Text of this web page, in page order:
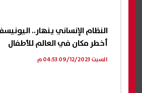
النظام الإنساني ينهار..
أخطر مكان في العالم للأطفال
السبت 09/12/2023 04:53 م